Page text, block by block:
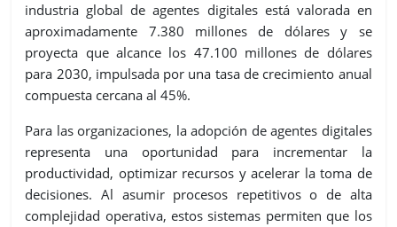
industria global de agentes digitales está valorada en
aproximadamente 7.380 millones de dólares y se
proyecta que alcance los 47.100 millones de dólares
para 2030, impulsada por una tasa de crecimiento anual
compuesta cercana al 45%.
Para las organizaciones, la adopción de agentes digitales
representa una oportunidad para incrementar la
productividad, optimizar recursos y acelerar la toma de
decisiones. Al asumir procesos repetitivos o de alta
complejidad operativa, estos sistemas permiten que los